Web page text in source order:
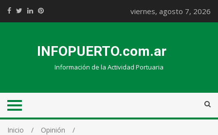
viernes, agosto 7, 2026
INFOPUERTO.com.ar
Información de la Actividad Portuaria
Inicio
Opinión